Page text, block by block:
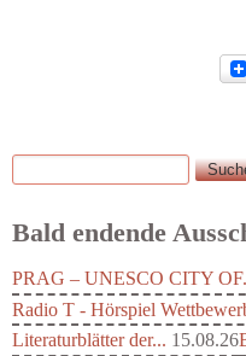
Suchformular
Suche
Bald endende
PRAG – UNESCO CITY
Radio T - Hörspiel
Literaturblätter der... 15.08.26